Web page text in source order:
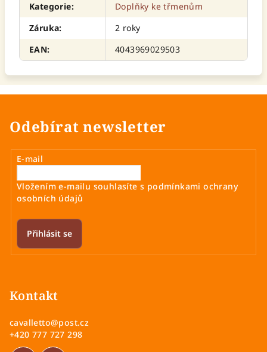
Kategorie:
Doplňky ke třmenům
Záruka:
2 roky
EAN: 4043969029503
Odebírat newsletter
E-mail
Vložením e-mailu souhlasíte s podmínkami ochrany
osobních údajů
Přihlásit se
Kontakt
cavalletto@post.cz
+420 777 727 298